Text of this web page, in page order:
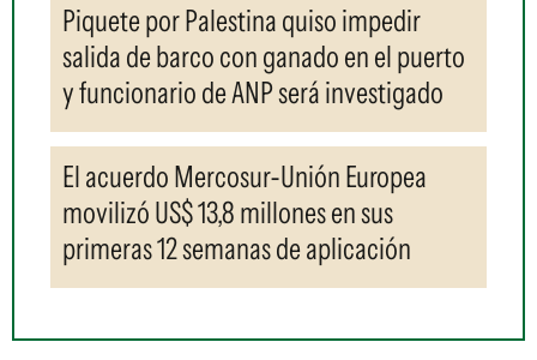
Piquete por Palestina quiso impedir
salida de barco con ganado en el puerto
y funcionario de ANP será investigado
El acuerdo Mercosur-Unión Europea
movilizó US$ 13,8 millones en sus
primeras 12 semanas de aplicación